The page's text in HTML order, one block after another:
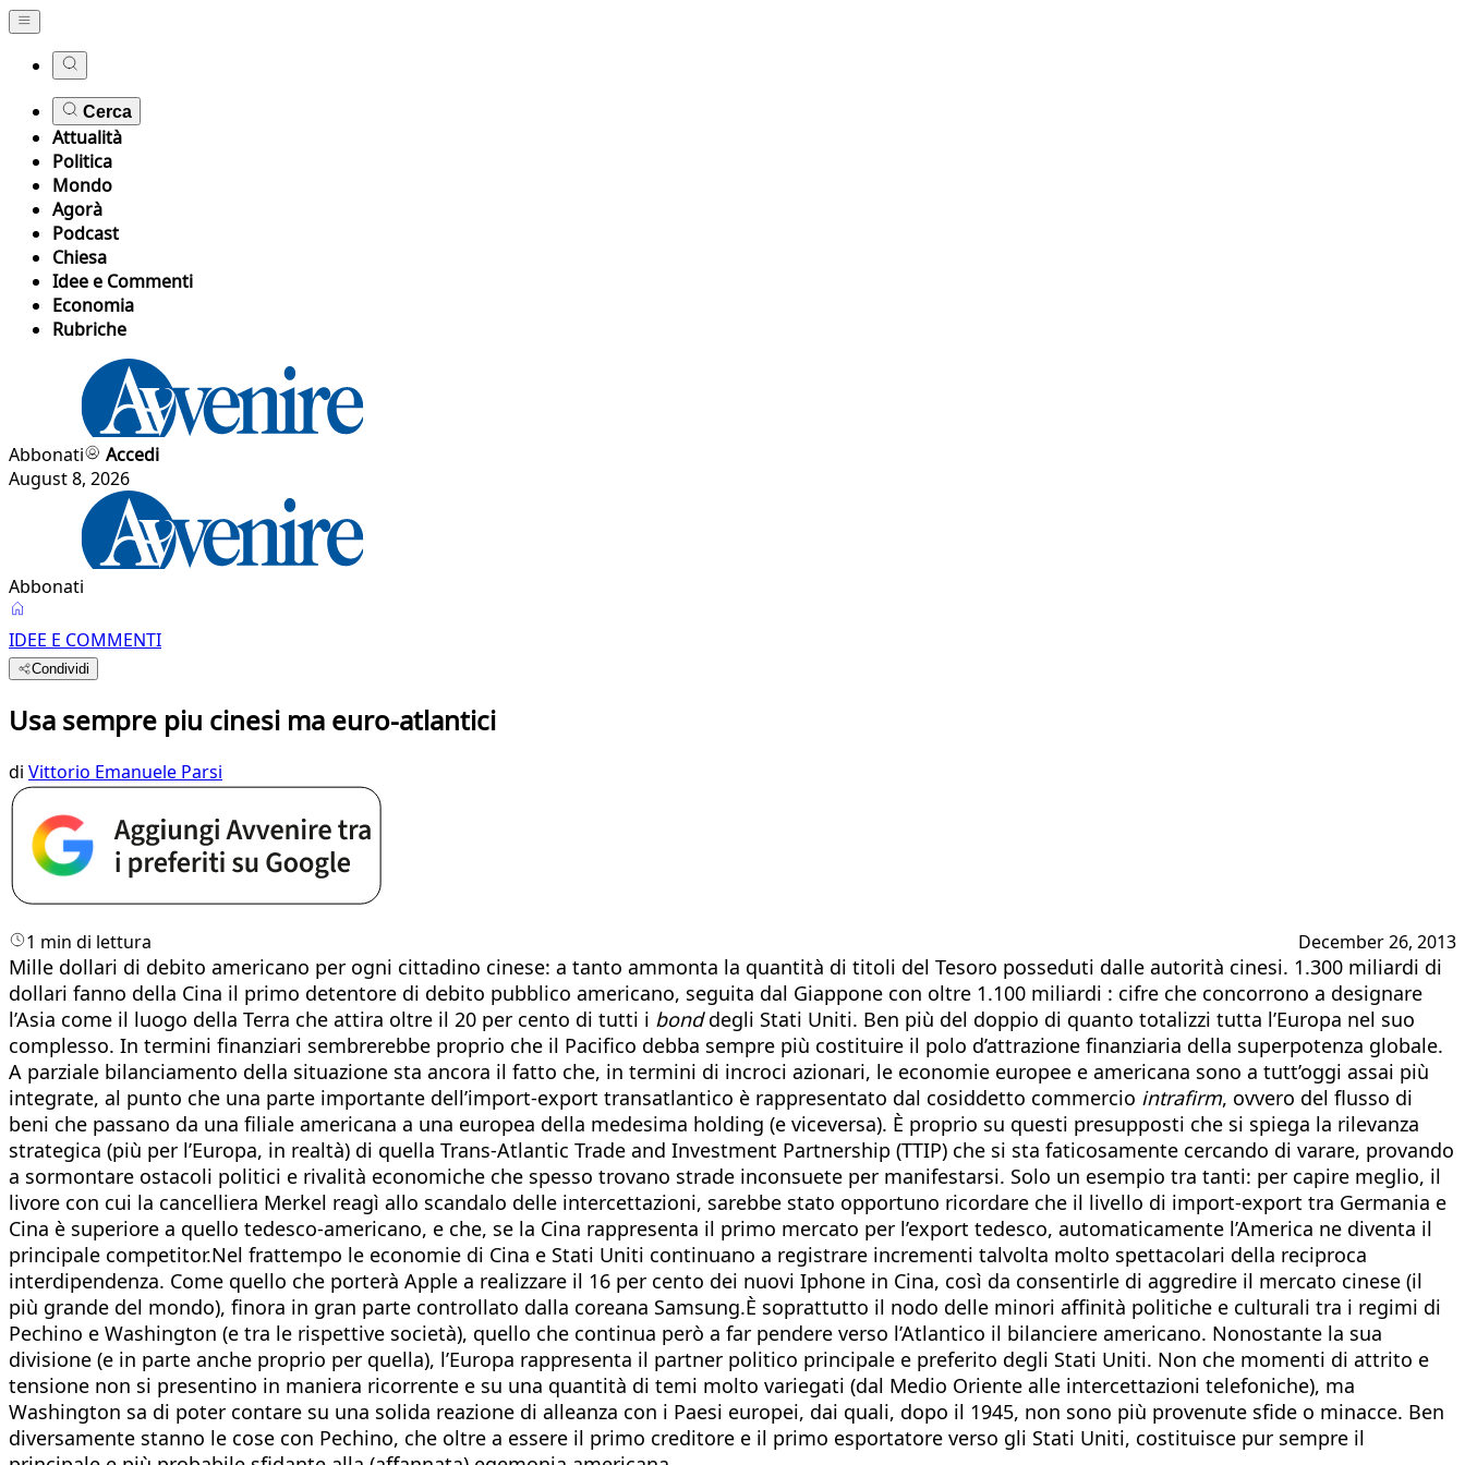
Cerca
Attualità
Politica
Mondo
Agorà
Podcast
Chiesa
Idee e Commenti
Economia
Rubriche
Abbonati
Accedi
August 8, 2026
Abbonati
IDEE E COMMENTI
Condividi
Usa sempre piu cinesi ma euro-atlantici
di Vittorio Emanuele Parsi
1 min di lettura December 26, 2013
Mille dollari di debito americano per ogni cittadino cinese: a tanto ammonta la quantità di titoli del Tesoro posseduti dalle autorità cinesi. 1.300 miliardi di
dollari fanno della Cina il primo detentore di debito pubblico americano, seguita dal Giappone con oltre 1.100 miliardi : cifre che concorrono a designare
l’Asia come il luogo della Terra che attira oltre il 20 per cento di tutti i bonddegli Stati Uniti. Ben più del doppio di quanto totalizzi tutta l’Europa nel suo
complesso. In termini finanziari sembrerebbe proprio che il Pacifico debba sempre più costituire il polo d’attrazione finanziaria della superpotenza globale.
A parziale bilanciamento della situazione sta ancora il fatto che, in termini di incroci azionari, le economie europee e americana sono a tutt’oggi assai più
integrate, al punto che una parte importante dell’import-export transatlantico è rappresentato dal cosiddetto commercio intrafirm, ovvero del flusso di
beni che passano da una filiale americana a una europea della medesima holding (e viceversa). È proprio su questi presupposti che si spiega la rilevanza
strategica (più per l’Europa, in realtà) di quella Trans-Atlantic Trade and Investment Partnership (TTIP) che si sta faticosamente cercando di varare, provando
a sormontare ostacoli politici e rivalità economiche che spesso trovano strade inconsuete per manifestarsi. Solo un esempio tra tanti: per capire meglio, il
livore con cui la cancelliera Merkel reagì allo scandalo delle intercettazioni, sarebbe stato opportuno ricordare che il livello di import-export tra Germania e
Cina è superiore a quello tedesco-americano, e che, se la Cina rappresenta il primo mercato per l’export tedesco, automaticamente l’America ne diventa il
principale competitor.Nel frattempo le economie di Cina e Stati Uniti continuano a registrare incrementi talvolta molto spettacolari della reciproca
interdipendenza. Come quello che porterà Apple a realizzare il 16 per cento dei nuovi Iphone in Cina, così da consentirle di aggredire il mercato cinese (il
più grande del mondo), finora in gran parte controllato dalla coreana Samsung.È soprattutto il nodo delle minori affinità politiche e culturali tra i regimi di
Pechino e Washington (e tra le rispettive società), quello che continua però a far pendere verso l’Atlantico il bilanciere americano. Nonostante la sua
divisione (e in parte anche proprio per quella), l’Europa rappresenta il partner politico principale e preferito degli Stati Uniti. Non che momenti di attrito e
tensione non si presentino in maniera ricorrente e su una quantità di temi molto variegati (dal Medio Oriente alle intercettazioni telefoniche), ma
Washington sa di poter contare su una solida reazione di alleanza con i Paesi europei, dai quali, dopo il 1945, non sono più provenute sfide o minacce. Ben
diversamente stanno le cose con Pechino, che oltre a essere il primo creditore e il primo esportatore verso gli Stati Uniti, costituisce pur sempre il